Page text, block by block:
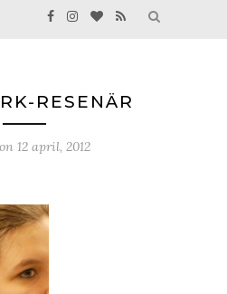
RESENÄR
12 april, 2012